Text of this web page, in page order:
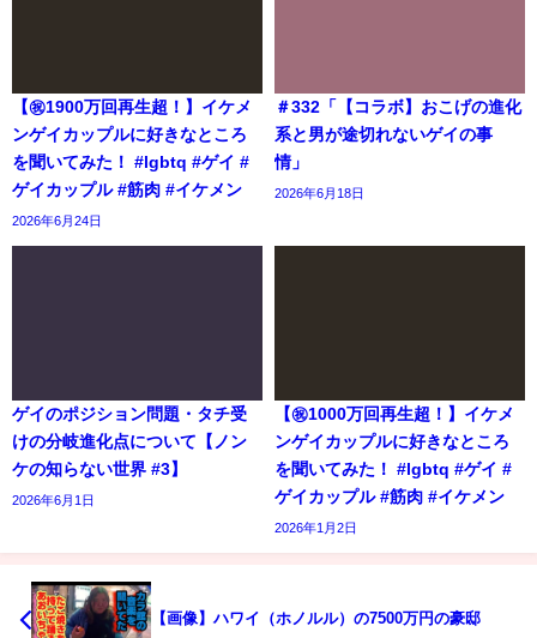
【㊗️1900万回再生超！】イケメ
ンゲイカップルに好きなところ
を聞いてみた！ #lgbtq #ゲイ #
ゲイカップル #筋肉 #イケメン
2026年6月24日
＃332「【コラボ】おこげの進化
系と男が途切れないゲイの事
情」
2026年6月18日
ゲイのポジション問題・タチ受
けの分岐進化点について【ノン
ケの知らない世界 #3】
2026年6月1日
【㊗️1000万回再生超！】イケメ
ンゲイカップルに好きなところ
を聞いてみた！ #lgbtq #ゲイ #
ゲイカップル #筋肉 #イケメン
2026年1月2日
【画像】ハワイ（ホノルル）の7500万円の豪邸